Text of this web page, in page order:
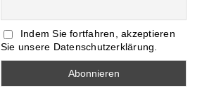
Indem Sie fortfahren, akzeptieren
Sie unsere Datenschutzerklärung.